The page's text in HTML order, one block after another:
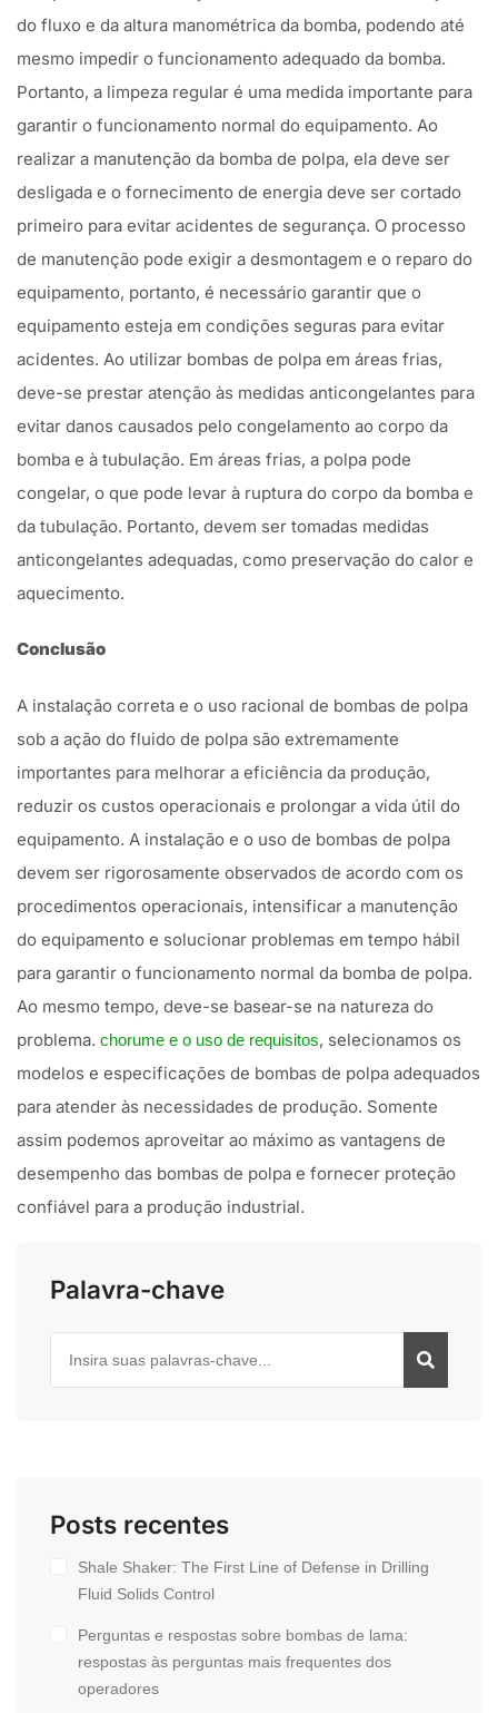
do fluxo e da altura manométrica da bomba, podendo até
mesmo impedir o funcionamento adequado da bomba.
Portanto, a limpeza regular é uma medida importante para
garantir o funcionamento normal do equipamento. Ao
realizar a manutenção da bomba de polpa, ela deve ser
desligada e o fornecimento de energia deve ser cortado
primeiro para evitar acidentes de segurança. O processo
de manutenção pode exigir a desmontagem e o reparo do
equipamento, portanto, é necessário garantir que o
equipamento esteja em condições seguras para evitar
acidentes. Ao utilizar bombas de polpa em áreas frias,
deve-se prestar atenção às medidas anticongelantes para
evitar danos causados pelo congelamento ao corpo da
bomba e à tubulação. Em áreas frias, a polpa pode
congelar, o que pode levar à ruptura do corpo da bomba e
da tubulação. Portanto, devem ser tomadas medidas
anticongelantes adequadas, como preservação do calor e
aquecimento.
Conclusão
A instalação correta e o uso racional de bombas de polpa
sob a ação do fluido de polpa são extremamente
importantes para melhorar a eficiência da produção,
reduzir os custos operacionais e prolongar a vida útil do
equipamento. A instalação e o uso de bombas de polpa
devem ser rigorosamente observados de acordo com os
procedimentos operacionais, intensificar a manutenção
do equipamento e solucionar problemas em tempo hábil
para garantir o funcionamento normal da bomba de polpa.
Ao mesmo tempo, deve-se basear-se na natureza do
problema. chorume e o uso de requisitos, selecionamos os
modelos e especificações de bombas de polpa adequados
para atender às necessidades de produção. Somente
assim podemos aproveitar ao máximo as vantagens de
desempenho das bombas de polpa e fornecer proteção
confiável para a produção industrial.
Palavra-chave
Posts recentes
Shale Shaker: The First Line of Defense in Drilling
Fluid Solids Control
Perguntas e respostas sobre bombas de lama:
respostas às perguntas mais frequentes dos
operadores